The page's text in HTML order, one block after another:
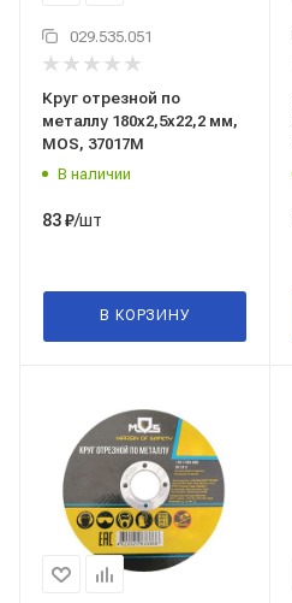
029.535.051
Круг отрезной по
металлу 180x2,5x22,2 мм,
MOS, 37017М
В наличии
83₽/шт
В КОРЗИНУ